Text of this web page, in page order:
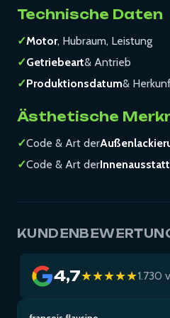
Technische Daten
✓Motor, Hubraum, Leistung
✓Getriebeart& Antrieb
✓Produktionsdatum&
Ästhetische
✓Code & Art der
✓Code & Art der
4,7★★★★★1.730